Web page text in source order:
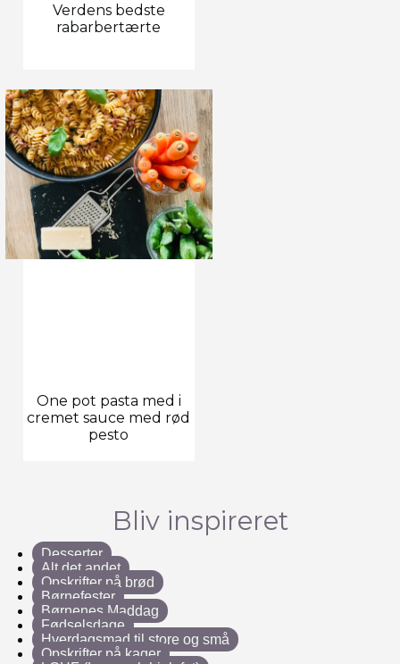
Verdens bedste
rabarbertærte
One pot pasta med i
cremet sauce med rød
pesto
Bliv inspireret
Desserter
Alt det andet
Opskrifter på brød
Børnefester
Børnenes Maddag
Fødselsdage
Hverdagsmad til store og små
Opskrifter på kager